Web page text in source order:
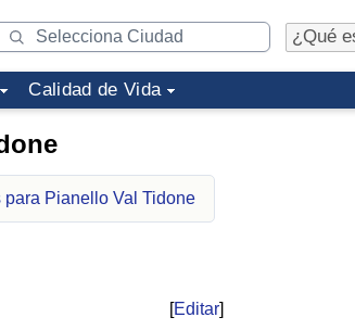
Calidad de Vida
para Pianello Val Tidone
[Editar]